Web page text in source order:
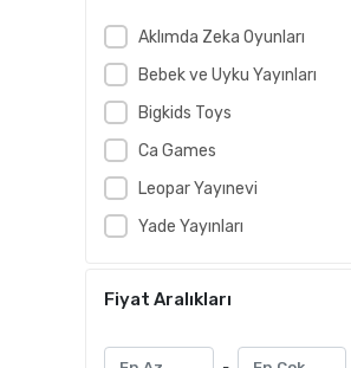
Aklımda Zeka Oyunları
Bebek ve Uyku Yayınları
Bigkids Toys
Ca Games
Leopar Yayınevi
Yade Yayınları
Fiyat Aralıkları